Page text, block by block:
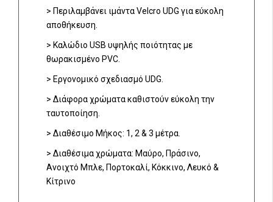
> Περιλαμβάνει ιμάντα Velcro UDG για εύκολη
αποθήκευση.
> Καλώδιο USB υψηλής ποιότητας με
θωρακισμένο PVC.
> Εργονομικό σχεδιασμό UDG.
> Διάφορα χρώματα καθιστούν εύκολη την
ταυτοποίηση.
> Διαθέσιμο Μήκος: 1, 2 & 3 μέτρα.
> Διαθέσιμα χρώματα: Μαύρο, Πράσινο,
Ανοιχτό Μπλε, Πορτοκαλί, Κόκκινο, Λευκό &
Κίτρινο